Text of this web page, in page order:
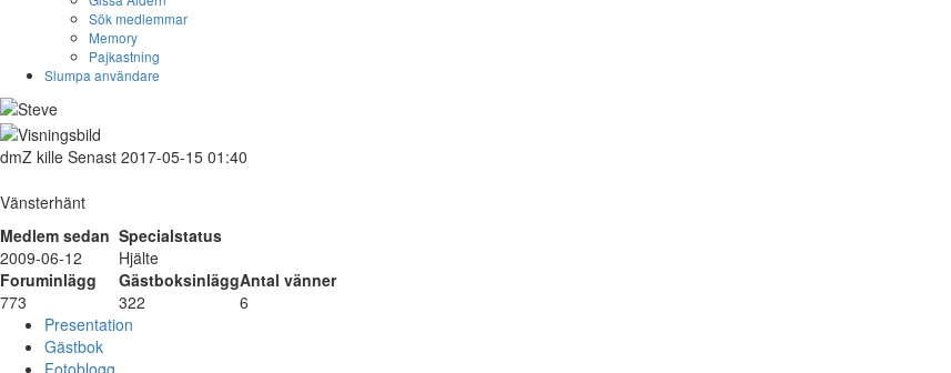
Sök medlemmar
Memory
Pajkastning
Slumpa användare
dmZ kille Senast 2017-05-15 01:40
Vänsterhänt
Medlem sedan Specialstatus
2009-06-12
Hjälte
Foruminlägg
GästboksinläggAntal vänner
773
322
6
Presentation
Gästbok
Fotoblogg